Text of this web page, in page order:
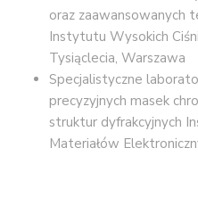
oraz zaawansowanych
Instytutu Wysokich
Tysiąclecia, Warszawa
Specjalistyczne
precyzyjnych masek
struktur dyfrakcyjnych
Materiałów